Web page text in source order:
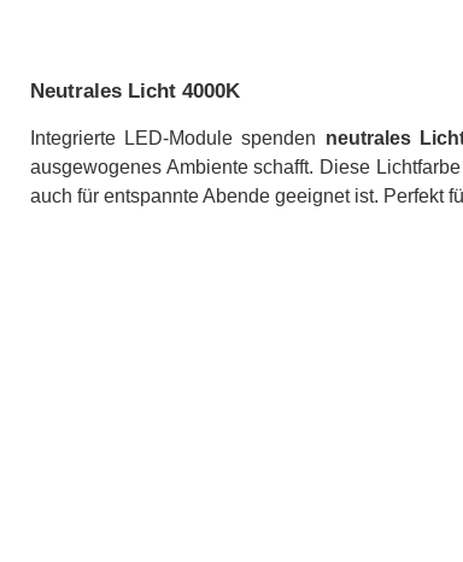
Neutrales Licht 4000K
Integrierte LED-Module spenden neutrales
ausgewogenes Ambiente schafft. Diese
auch für entspannte Abende geeignet ist. Perfekt